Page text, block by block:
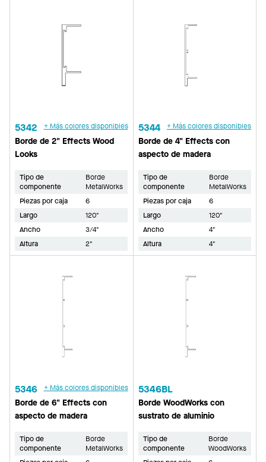
5342 + Más colores disponibles
Borde de 2" Effects Wood
Looks
Tipo de
componente
Borde
MetalWorks
Piezas por caja
6
Largo
120"
Ancho
3/4"
Altura
2"
5344 + Más colores disponibles
Borde de 4" Effects con
aspecto de madera
Tipo de
componente
Borde
MetalWorks
Piezas por caja
6
Largo
120"
Ancho
4"
Altura
4"
5346 + Más colores disponibles
Borde de 6" Effects con
aspecto de madera
Tipo de
componente
Borde
MetalWorks
5346BL
Borde WoodWorks con
sustrato de aluminio
Tipo de
componente
Borde
WoodWorks